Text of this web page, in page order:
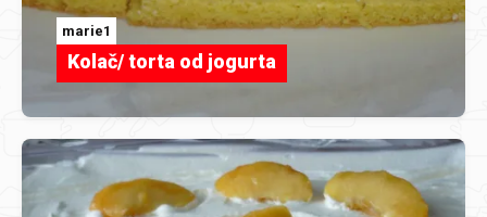
marie1
Kolač/ torta od jogurta